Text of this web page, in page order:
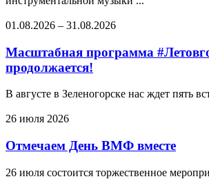
01.08.2026 – 31.08.2026
Масштабная программа
продолжается!
В августе в Зеленогорске нас ждет пять
26 июля 2026
Отмечаем День ВМФ вместе
26 июля состоится торжественное